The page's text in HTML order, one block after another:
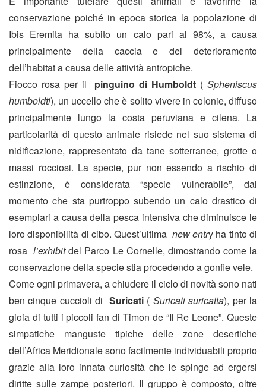
conservazione poiché in epoca storica la popolazione di
Ibis Eremita ha subito un calo pari al 98%, a causa
principalmente della caccia e del deterioramento
dell’habitat a causa delle attività antropiche.
Fiocco rosa per il pinguino di Humboldt (Spheniscus
humboldti), un uccello che è solito vivere in colonie, diffuso
principalmente lungo la costa peruviana e cilena. La
particolarità di questo animale risiede nel suo sistema di
nidificazione, rappresentato da tane sotterranee, grotte o
massi rocciosi. La specie, pur non essendo a rischio di
estinzione, è considerata “specie vulnerabile”, dal
momento che sta purtroppo subendo un calo drastico di
esemplari a causa della pesca intensiva che diminuisce le
loro disponibilità di cibo. Quest’ultima new entry ha tinto di
rosal’exhibitdel Parco Le Cornelle, dimostrando come la
conservazione della specie stia procedendo a gonfie vele.
Come ogni primavera, a chiudere il ciclo di novità sono nati
ben cinque cuccioli di Suricati ( Suricati suricatta), per la
gioia di tutti i piccoli fan di Timon de “Il Re Leone”. Queste
simpatiche manguste tipiche delle zone desertiche
dell’Africa Meridionale sono facilmente individuabili proprio
grazie alla loro innata curiosità che le spinge ad ergersi
diritte sulle zampe posteriori. Il gruppo è composto, oltre